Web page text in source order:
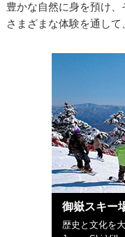
豊かな自然に身を預け
さまざまな体験を通して
御嶽スキー
歴史と文化を